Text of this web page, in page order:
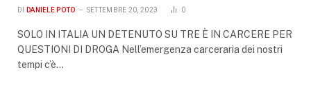
DI DANIELE POTO SETTEMBRE 20, 2023 0
SOLO IN ITALIA UN DETENUTO SU TRE È IN CARCERE PER
QUESTIONI DI DROGA Nell’emergenza carceraria dei nostri
tempi c’è…